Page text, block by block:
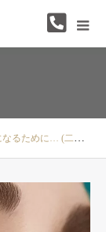
に… (二重整形のご案内)